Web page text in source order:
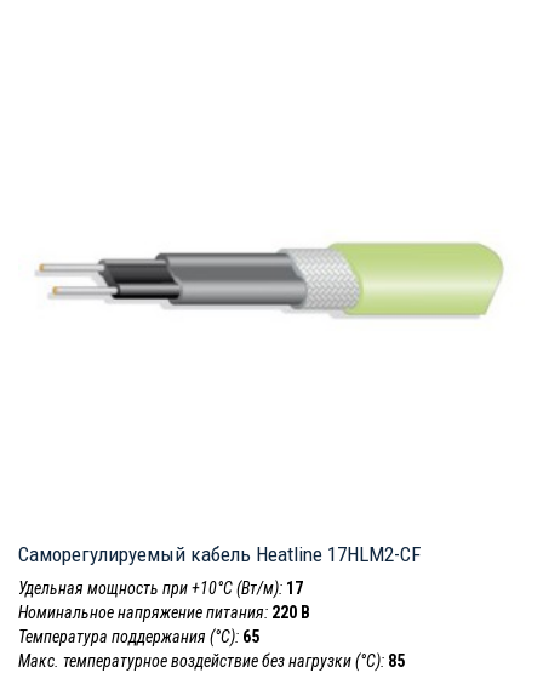
Саморегулируемый кабель Heatline 17HLM2-CF
Удельная мощность при +10°С (Вт/м): 17
Номинальное напряжение питания: 220 В
Температура поддержания (°С): 65
Макс. температурное воздействие без нагрузки (°С): 85